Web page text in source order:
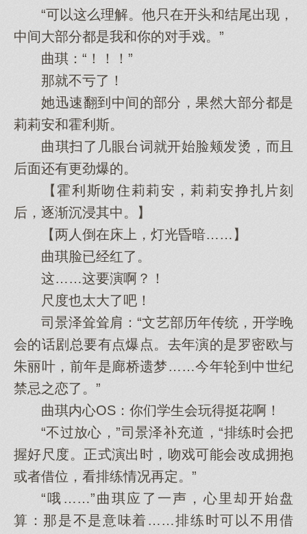
“可以这么理解。他只在开头和结尾出现，
中间大部分都是我和你的对手戏。”
曲琪：“！！！”
那就不亏了！
她迅速翻到中间的部分，果然大部分都是
莉莉安和霍利斯。
曲琪扫了几眼台词就开始脸颊发烫，而且
后面还有更劲爆的。
【霍利斯吻住莉莉安，莉莉安挣扎片刻
后，逐渐沉浸其中。】
【两人倒在床上，灯光昏暗……】
曲琪脸已经红了。
这……这要演啊？！
尺度也太大了吧！
司景泽耸耸肩：“文艺部历年传统，开学晚
会的话剧总要有点爆点。去年演的是罗密欧与
朱丽叶，前年是廊桥遗梦……今年轮到中世纪
禁忌之恋了。”
曲琪内心OS：你们学生会玩得挺花啊！
“不过放心，”司景泽补充道，“排练时会把
握好尺度。正式演出时，吻戏可能会改成拥抱
或者借位，看排练情况再定。”
“哦……”曲琪应了一声，心里却开始盘
算：那是不是意味着……排练时可以不用借